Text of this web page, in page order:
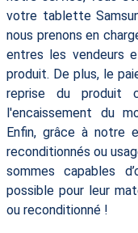
votre tablette
nous prenons en
entres les vendeurs
produit. De plus, le
reprise du produit
l'encaissement du
Enfin, grâce à notre
reconditionnés ou
sommes capables
possible pour leur
ou reconditionné !